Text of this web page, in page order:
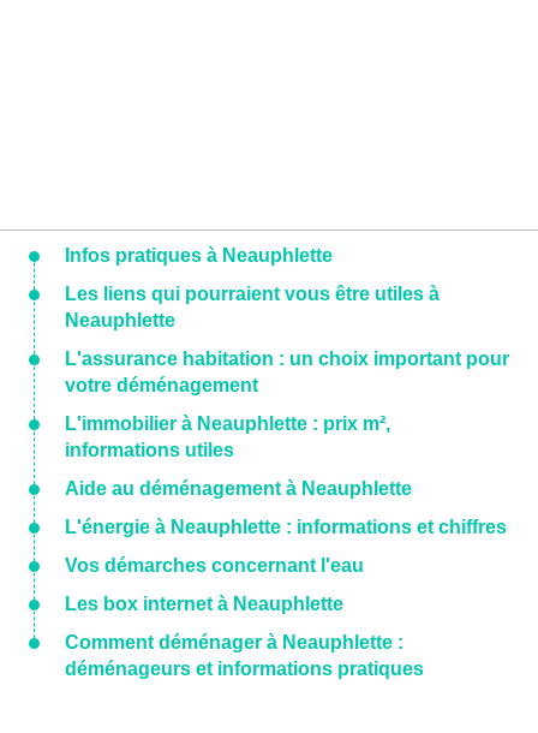
Infos pratiques à Neauphlette
Les liens qui pourraient vous être utiles à
Neauphlette
L'assurance habitation : un choix important pour
votre déménagement
L'immobilier à Neauphlette : prix m²,
informations utiles
Aide au déménagement à Neauphlette
L'énergie à Neauphlette : informations et chiffres
Vos démarches concernant l'eau
Les box internet à Neauphlette
Comment déménager à Neauphlette :
déménageurs et informations pratiques